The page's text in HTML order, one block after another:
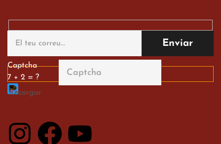
alumnes al Tortosa
English Festival
13 de març de 2026
Captcha
7 + 2 = ?